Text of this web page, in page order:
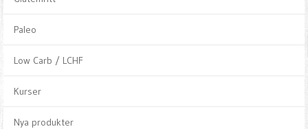
Paleo
Low Carb / LCHF
Kurser
Nya produkter